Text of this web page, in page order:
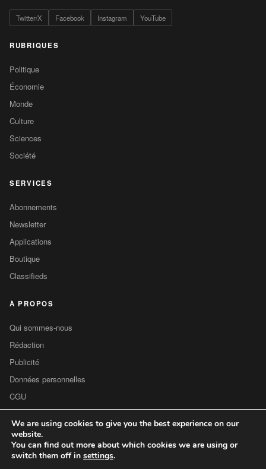
Twitter/X Facebook Instagram YouTube
RUBRIQUES
Politique
Économie
Monde
Culture
Sciences
Société
SERVICES
Abonnements
Newsletter
Applications
Boutique
Classifieds
À PROPOS
Qui sommes-nous
Rédaction
Publicité
Données personnelles
CGU
Contact
We are using cookies to give you the best experience on our
website.
You can find out more about which cookies we are using or
switch them off in settings.